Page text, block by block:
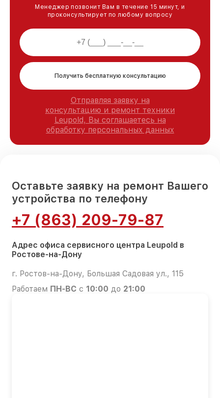
Менеджер позвонит Вам в течение 15 минут, и
проконсультирует по любому вопросу
Получить бесплатную консультацию
Отправляя заявку на
консультацию и ремонт техники
Leupold, Вы соглашаетесь на
обработку персональных данных
Оставьте заявку на ремонт Вашего
устройства по телефону
+7 (863) 209-79-87
Адрес офиса сервисного центра Leupold в
Ростове-на-Дону
г. Ростов-на-Дону, Большая Садовая ул., 115
Работаем ПН-ВС с 10:00 до 21:00